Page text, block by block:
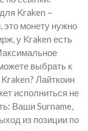
Kraken –
это монету нужно
у Kraken есть
выбрать к
Лайткоин
исполниться не
Ваши Surname,
из позиции по